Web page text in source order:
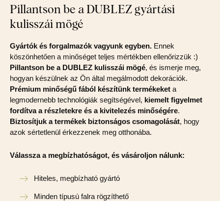
Pillantson be a DUBLEZ gyártási
kulisszái mögé
Gyártók és forgalmazók vagyunk egyben. Ennek
köszönhetően a minőséget teljes mértékben ellenőrizzük :)
Pillantson be a DUBLEZ kulisszái mögé, és ismerje meg,
hogyan készülnek az Ön által megálmodott dekorációk.
Prémium minőségű fából készítünk termékeket a
legmodernebb technológiák segítségével, kiemelt figyelmet
fordítva a részletekre és a kivitelezés minőségére.
Biztosítjuk a termékek biztonságos csomagolását, hogy
azok sértetlenül érkezzenek meg otthonába.
Válassza a megbízhatóságot, és vásároljon nálunk:
Hiteles, megbízható gyártó
Minden típusú falra rögzíthető